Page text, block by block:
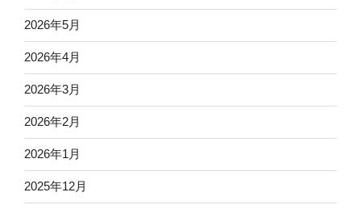
2026年5月
2026年4月
2026年3月
2026年2月
2026年1月
2025年12月